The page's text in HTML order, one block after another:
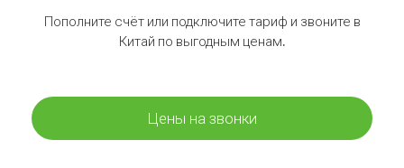
Пополните счёт или подключите тариф и звоните в
Китай по выгодным ценам.
Цены на звонки